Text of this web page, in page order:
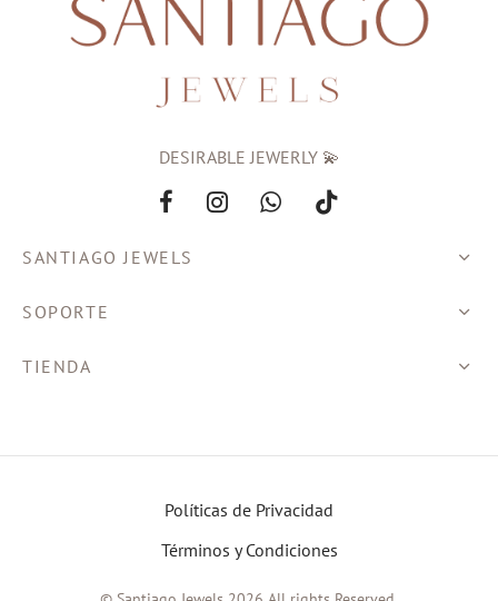
DESIRABLE JEWERLY 💫
SANTIAGO JEWELS
SOPORTE
TIENDA
Políticas de Privacidad
Términos y Condiciones